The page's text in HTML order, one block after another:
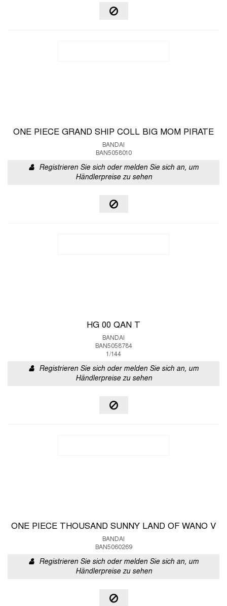
ONE PIECE GRAND SHIP COLL BIG MOM PIRATE
BANDAI
BAN5058010
Registrieren Sie sich oder melden Sie sich an, um
Händlerpreise zu sehen
HG 00 QAN T
BANDAI
BAN5058784
1/144
Registrieren Sie sich oder melden Sie sich an, um
Händlerpreise zu sehen
ONE PIECE THOUSAND SUNNY LAND OF WANO V
BANDAI
BAN5060269
Registrieren Sie sich oder melden Sie sich an, um
Händlerpreise zu sehen